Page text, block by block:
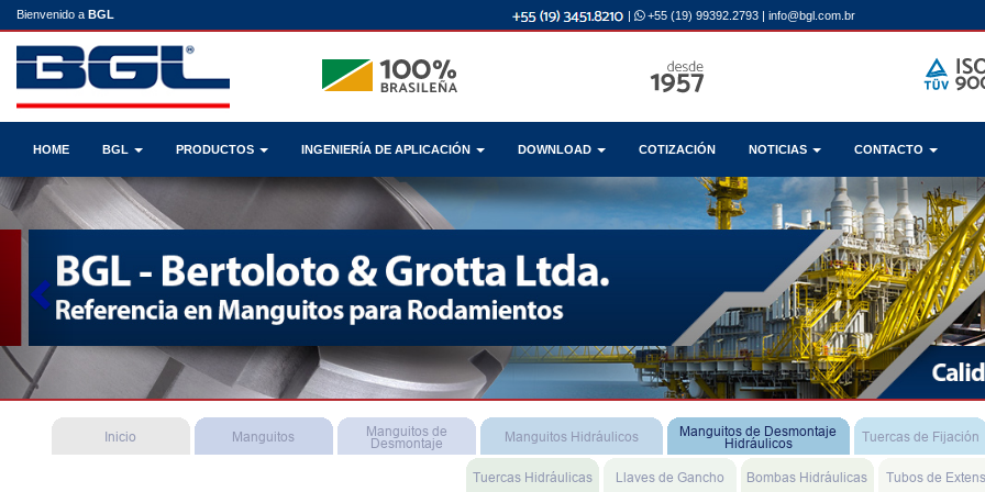
Bienvenido a BGL | +55 (19) 99392.2793 | info@bgl.com.br
HOME BGL PRODUCTOS INGENIERÍA DE APLICACIÓN DOWNLOAD COTIZACIÓN NOTICIAS CONTACTO
Previous